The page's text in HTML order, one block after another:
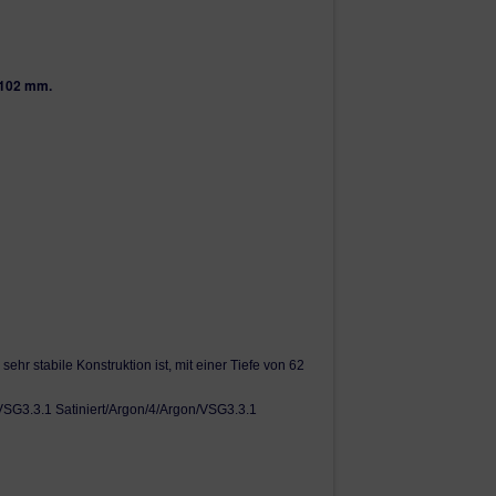
WH75:
innen weiß
BGR 1400 mm, innen Drücker
innen auf !!!
Aufgrund von
mm.
stabile Konstruktion ist, mit einer Tiefe von 62
Satiniert/Argon/4/Argon/VSG3.3.1